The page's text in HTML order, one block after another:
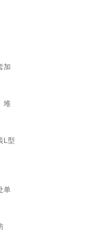
加
堆
L型
单